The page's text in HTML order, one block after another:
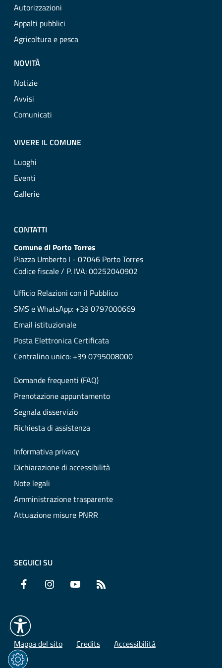
Autorizzazioni
Appalti pubblici
Agricoltura e pesca
NOVITÀ
Notizie
Avvisi
Comunicati
VIVERE IL COMUNE
Luoghi
Eventi
Gallerie
CONTATTI
Comune di Porto Torres
Piazza Umberto I - 07046 Porto Torres
Codice fiscale / P. IVA: 00252040902
Ufficio Relazioni con il Pubblico
SMS e WhatsApp: +39 0797000669
Email istituzionale
Posta Elettronica Certificata
Centralino unico: +39 0795008000
Domande frequenti (FAQ)
Prenotazione appuntamento
Segnala disservizio
Richiesta di assistenza
Informativa privacy
Dichiarazione di accessibilità
Note legali
Amministrazione trasparente
Attuazione misure PNRR
SEGUICI SU
Facebook Instagram YouTube
Mappa del sito Credits Accessibilità